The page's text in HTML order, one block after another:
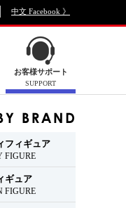
中文 Facebook 》
お客様サポート
SUPPORT
フィギュア
FIGURE
ギュア
FIGURE